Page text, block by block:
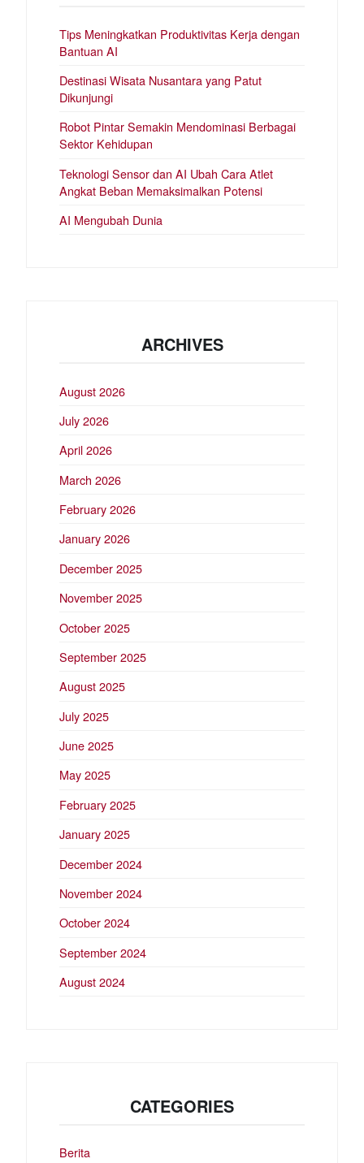
Tips Meningkatkan Produktivitas Kerja dengan
Bantuan AI
Destinasi Wisata Nusantara yang Patut
Dikunjungi
Robot Pintar Semakin Mendominasi Berbagai
Sektor Kehidupan
Teknologi Sensor dan AI Ubah Cara Atlet
Angkat Beban Memaksimalkan Potensi
AI Mengubah Dunia
ARCHIVES
August 2026
July 2026
April 2026
March 2026
February 2026
January 2026
December 2025
November 2025
October 2025
September 2025
August 2025
July 2025
June 2025
May 2025
February 2025
January 2025
December 2024
November 2024
October 2024
September 2024
August 2024
CATEGORIES
Berita